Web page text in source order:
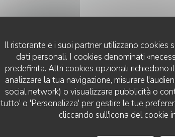
Il ristorante e i suoi partner utilizzano
dati personali. I cookies denominati
predefinita. Altri cookies opzionali
analizzare la tua navigazione, misurare
social network) o visualizzare pubblicità o
tutto' o 'Personalizza' per gestire le tue
cliccando sull'icona del cookie
Vuoi
Compila il